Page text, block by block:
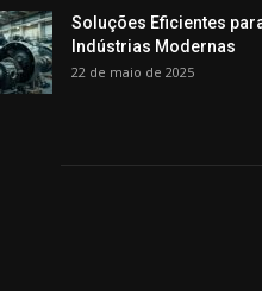
Soluções Eficientes
Indústrias Modernas
22 de maio de 2025